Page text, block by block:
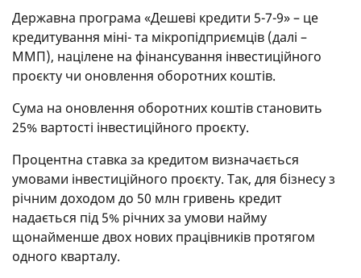
Державна програма «Дешеві кредити 5-7-9» – це
кредитування міні- та мікропідприємців (далі –
ММП), націлене на фінансування інвестиційного
проєкту чи оновлення оборотних коштів.
Сума на оновлення оборотних коштів становить
25% вартості інвестиційного проєкту.
Процентна ставка за кредитом визначається
умовами інвестиційного проєкту. Так, для бізнесу з
річним доходом до 50 млн гривень кредит
надається під 5% річних за умови найму
щонайменше двох нових працівників протягом
одного кварталу.